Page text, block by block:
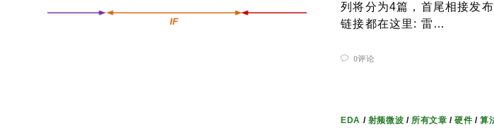
列将分为4篇，首尾相接发
链接都在这里: 雷…
0评论
EDA / 射频微波 / 所有文章 /硬件 /算